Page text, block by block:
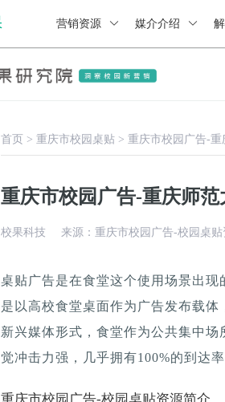
营销资源 媒介介绍
首页 > 重庆市校园桌贴 > 重庆市校园广告-
重庆市校园广告-重庆师
校果科技 来源：重庆市校园广告-校园桌贴
桌贴广告是在食堂这个使用场景出现
是以高校食堂桌面作为广告发布载
新兴媒体形式，食堂作为公共集中
觉冲击力强，几乎拥有100%的到达